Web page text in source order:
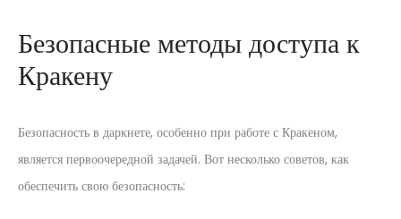
Безопасные методы доступа к
Кракену
Безопасность в даркнете, особенно при работе с Кракеном,
является первоочередной задачей. Вот несколько советов, как
обеспечить свою безопасность: